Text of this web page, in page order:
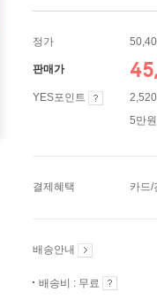
정가
판매가
YES포인트
5만
결제혜택 카드/
배송안내
배송비 : 무료